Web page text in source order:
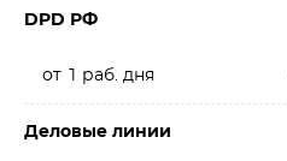
DPD РФ
от 1 раб. дня
Деловые линии